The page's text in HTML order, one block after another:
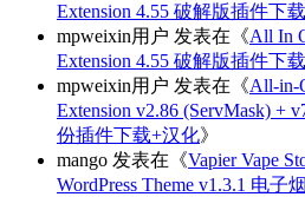
Extension 4.55 破解版插件下载
mpweixin用户 发表在《All In
Extension 4.55 破解版插件下载
mpweixin用户 发表在《All-in-
Extension v2.86 (ServMask) +
份插件下载+汉化》
mango 发表在《Vapier Vape
WordPress Theme v1.3.1 电子